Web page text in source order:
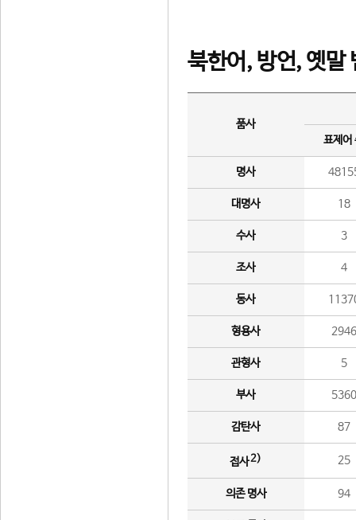
북한어, 방언, 옛말
품사
표제어
명사
대명사 18
수사 3
조사 4
동사
형용사 2946
관형사 5
부사 5360
감탄사 87
접사2) 25
의존 명사 94